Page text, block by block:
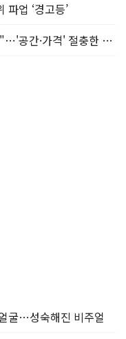
파업 ‘경고등’
[시승기] "하이리무진 부럽지 않네"…'공간·가격' 절충한 카니발 하이루프
굴…성숙해진 비주얼